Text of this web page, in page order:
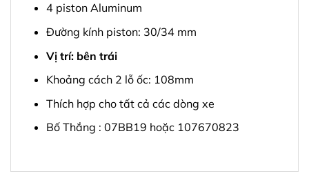
4 piston Aluminum
Đường kính piston: 30/34 mm
Vị trí: bên trái
Khoảng cách 2 lỗ ốc: 108mm
Thích hợp cho tất cả các dòng xe
Bố Thắng : 07BB19 hoặc 107670823